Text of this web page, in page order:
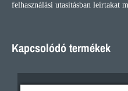
felhasználási utasításban leírtakat
Kapcsolódó termékek